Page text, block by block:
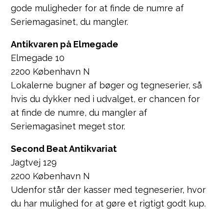
gode muligheder for at finde de numre af
Seriemagasinet, du mangler.
Antikvaren på Elmegade
Elmegade 10
2200 København N
Lokalerne bugner af bøger og tegneserier, så
hvis du dykker ned i udvalget, er chancen for
at finde de numre, du mangler af
Seriemagasinet meget stor.
Second Beat Antikvariat
Jagtvej 129
2200 København N
Udenfor står der kasser med tegneserier, hvor
du har mulighed for at gøre et rigtigt godt kup.